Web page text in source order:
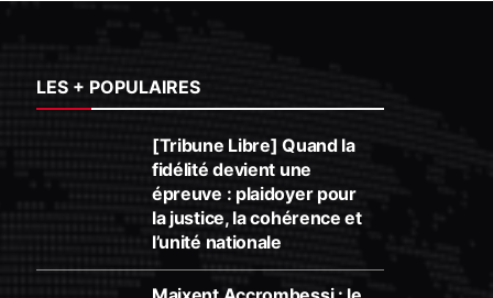
LES + POPULAIRES
[Tribune Libre] Quand la
fidélité devient une
épreuve : plaidoyer pour
la justice, la cohérence et
l’unité nationale